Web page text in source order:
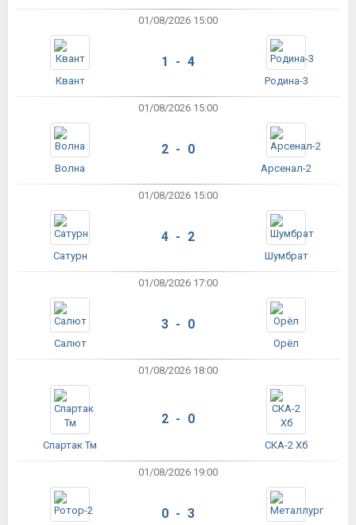
01/08/2026 15:00
Квант
1 - 4
Родина-3
01/08/2026 15:00
Волна
2 - 0
Арсенал-2
01/08/2026 15:00
Сатурн
4 - 2
Шумбрат
01/08/2026 17:00
Салют
3 - 0
Орёл
01/08/2026 18:00
Спартак Тм
2 - 0
СКА-2 Хб
01/08/2026 19:00
0 - 3